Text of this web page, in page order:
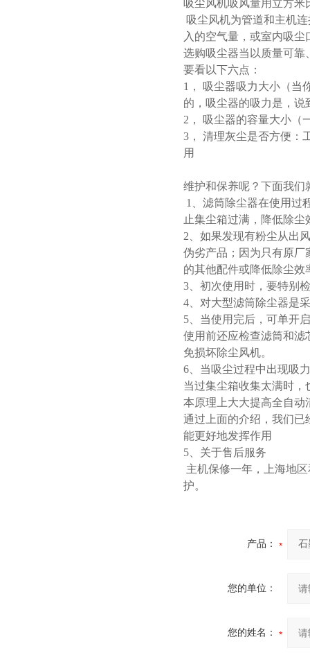
吸尘风机吸风量用立方米
吸尘风机为管道和主机
入的空气量，或室内吸尘
选购吸尘器当以质量可靠
要看以下六点：
1， 吸尘器吸力大小（当
的，吸尘器的吸力是，
2， 吸尘器的容量大小（
3， 清理灰尘是否方便：
用
维护和保养呢？下面我
1、滤筒除尘器在使用过
止集尘箱过满，降低除
2、如果发现有粉尘从出
伪劣产品；因为只有原厂
的其他配件或降低除尘效
3、初次使用时，要特别
4、对大型滤筒除尘器是
5、当使用完后，可单开
使用前还应检查滤筒和滤
免损坏除尘风机。
6、当吸尘过程中出现吸
当过集尘箱收集太满时
本原理上大大提高全自
通过上面的介绍，我们已
能更好地发挥作用
5、关于售后服务
主机保修一年，上海地
护。
产品：
您的单位：
您的姓名：